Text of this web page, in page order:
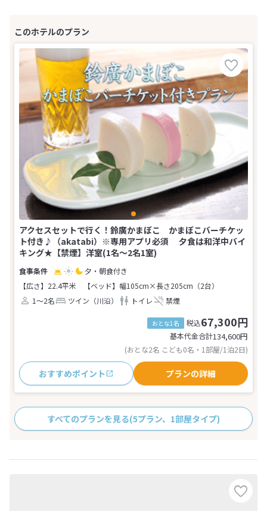
アクセスセットで行く！鈴廣かまぼこ かまぼこバーチケッ
ト付き♪（akatabi）※専用アプリ必須 夕食は和洋中バイ
キング★【禁煙】洋室(1名～2名1室)
夕・朝食付き
【広さ】22.4平米
【ベッド】幅105cm×長さ205cm（2台）
1～2名
ツイン（川沿） トイレ 禁煙
おとな1名 税込67,300円
基本代金合計134,600円
(おとな2名 こども0名・1部屋/1泊2日)
おすすめポイント プランの詳細
すべてのプランを見る(5プラン、1部屋タイプ)